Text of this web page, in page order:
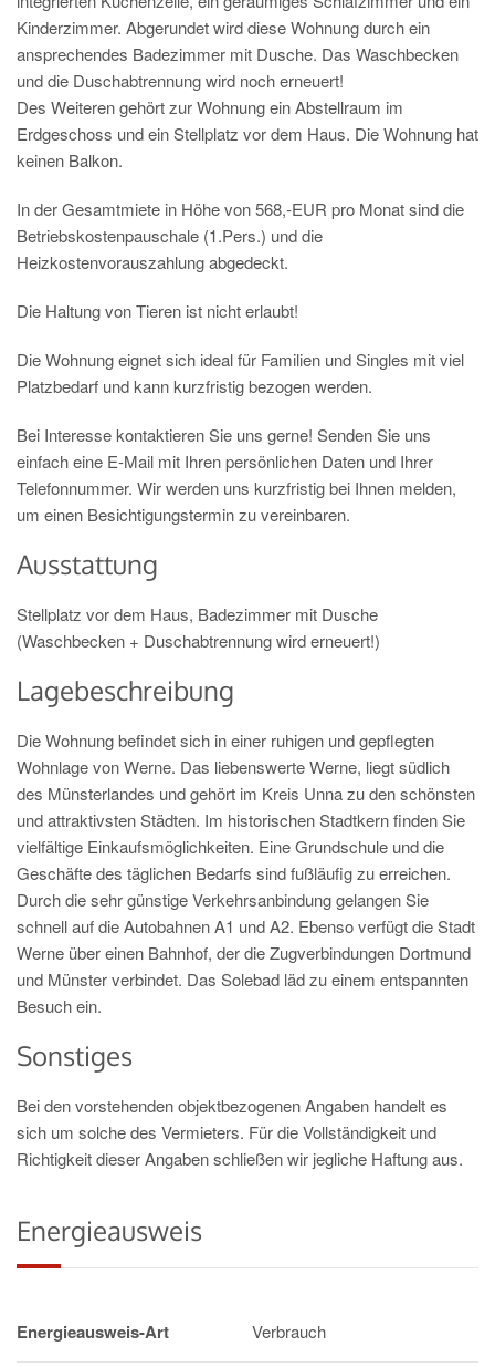
Kinderzimmer. Abgerundet wird diese Wohnung durch ein
ansprechendes Badezimmer mit Dusche. Das Waschbecken
und die Duschabtrennung wird noch erneuert!
Des Weiteren gehört zur Wohnung ein Abstellraum im
Erdgeschoss und ein Stellplatz vor dem Haus. Die Wohnung hat
keinen Balkon.
In der Gesamtmiete in Höhe von 568,-EUR pro Monat sind die
Betriebskostenpauschale (1.Pers.) und die
Heizkostenvorauszahlung abgedeckt.
Die Haltung von Tieren ist nicht erlaubt!
Die Wohnung eignet sich ideal für Familien und Singles mit viel
Platzbedarf und kann kurzfristig bezogen werden.
Bei Interesse kontaktieren Sie uns gerne! Senden Sie uns
einfach eine E-Mail mit Ihren persönlichen Daten und Ihrer
Telefonnummer. Wir werden uns kurzfristig bei Ihnen melden,
um einen Besichtigungstermin zu vereinbaren.
Ausstattung
Stellplatz vor dem Haus, Badezimmer mit Dusche
(Waschbecken + Duschabtrennung wird erneuert!)
Lagebeschreibung
Die Wohnung befindet sich in einer ruhigen und gepflegten
Wohnlage von Werne. Das liebenswerte Werne, liegt südlich
des Münsterlandes und gehört im Kreis Unna zu den schönsten
und attraktivsten Städten. Im historischen Stadtkern finden Sie
vielfältige Einkaufsmöglichkeiten. Eine Grundschule und die
Geschäfte des täglichen Bedarfs sind fußläufig zu erreichen.
Durch die sehr günstige Verkehrsanbindung gelangen Sie
schnell auf die Autobahnen A1 und A2. Ebenso verfügt die Stadt
Werne über einen Bahnhof, der die Zugverbindungen Dortmund
und Münster verbindet. Das Solebad läd zu einem entspannten
Besuch ein.
Sonstiges
Bei den vorstehenden objektbezogenen Angaben handelt es
sich um solche des Vermieters. Für die Vollständigkeit und
Richtigkeit dieser Angaben schließen wir jegliche Haftung aus.
Energieausweis
Energieausweis-Art Verbrauch